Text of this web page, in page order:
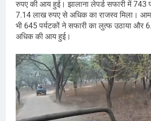
रुपए की आय हुई। झालाना लेपर्ड सफारी में 743
7.14 लाख रुपए से अधिक का राजस्व मिला।
भी 645 पर्यटकों ने सफारी का लुत्फ उठाया और
अधिक की आय हुई।